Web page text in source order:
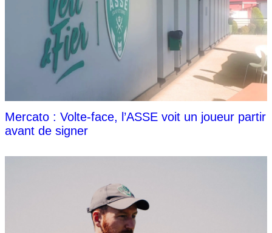
Mercato : Volte-face, l’ASSE voit un joueur partir
avant de signer